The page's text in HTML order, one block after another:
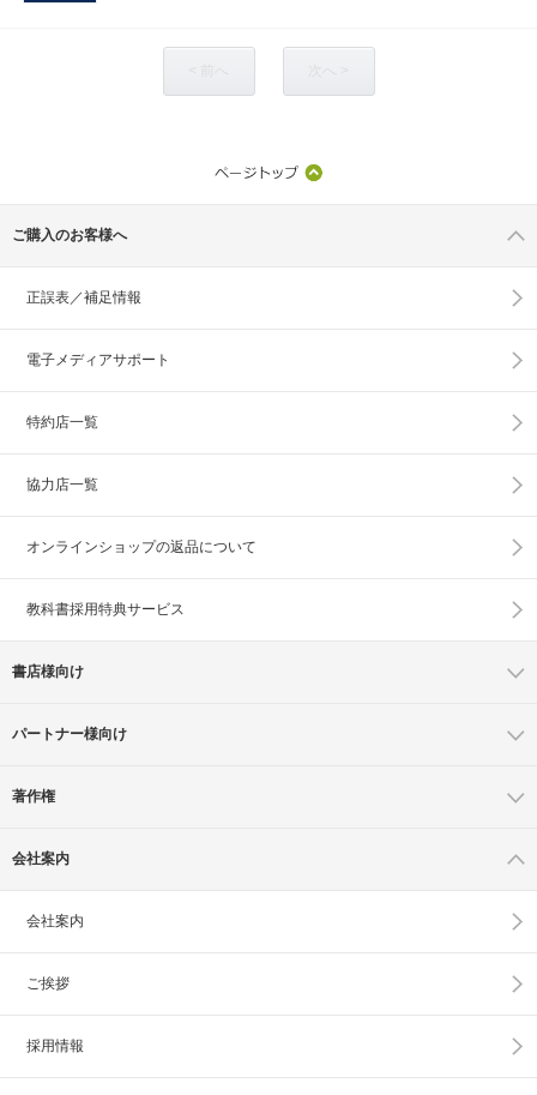
ご購入のお客様へ
正誤表／補足情報
電子メディアサポート
特約店一覧
協力店一覧
オンラインショップの返品について
教科書採用特典サービス
書店様向け
パートナー様向け
著作権
会社案内
会社案内
ご挨拶
採用情報